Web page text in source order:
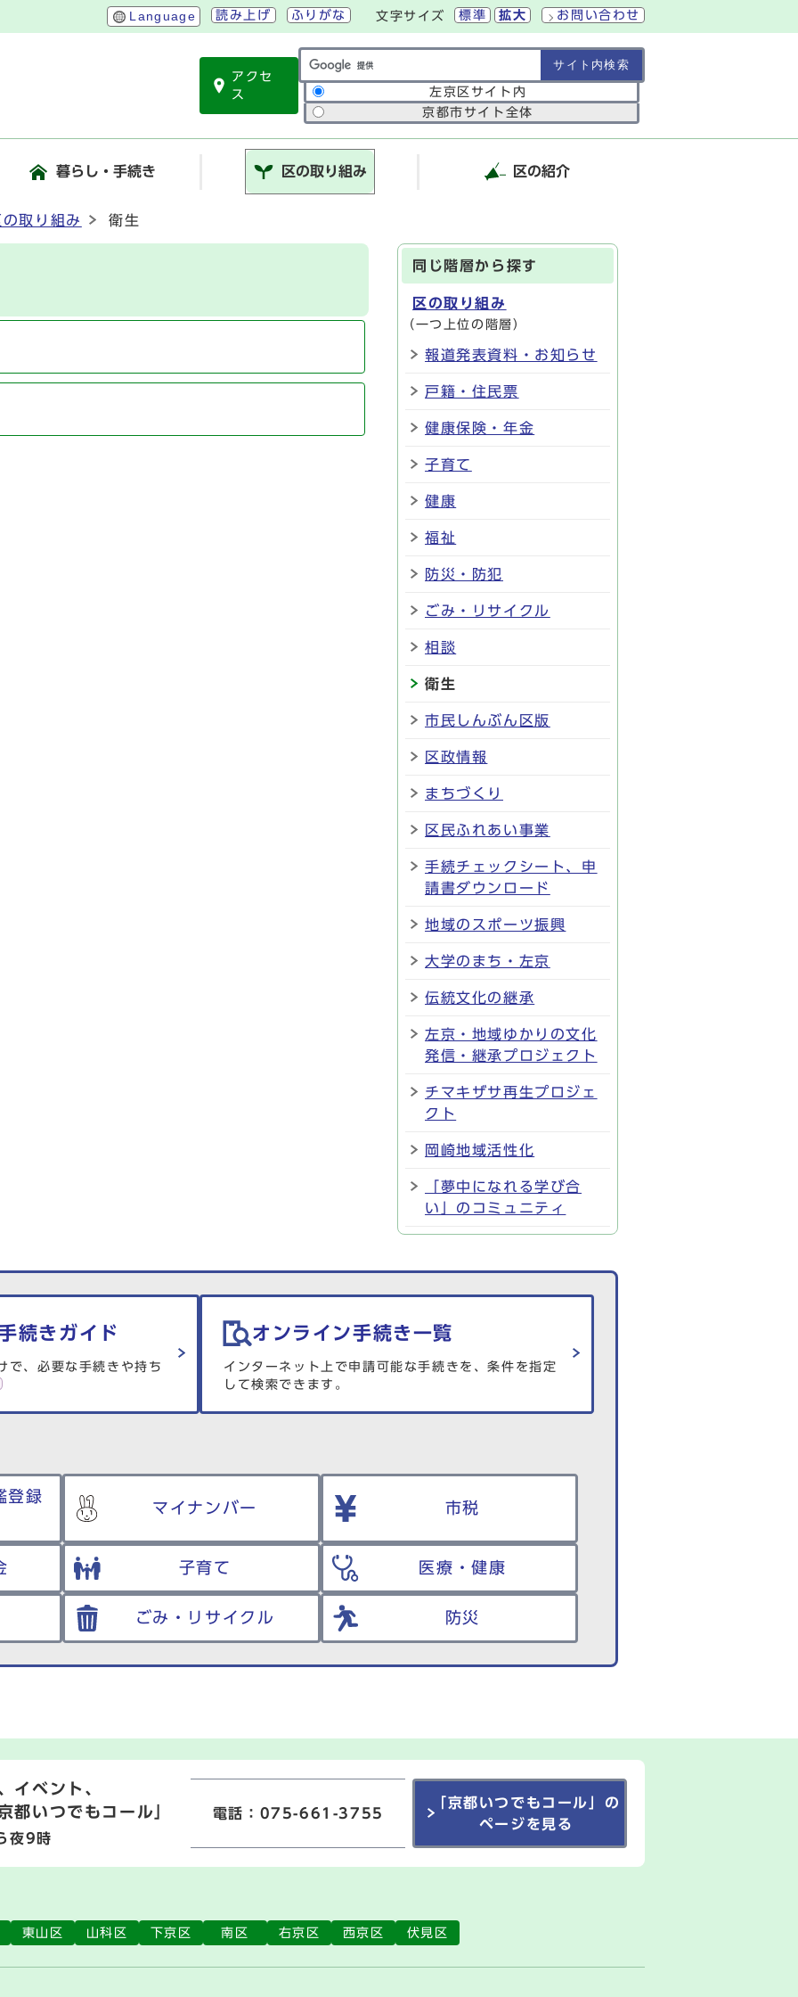
Language 読み上げ ふりがな 文字サイズ 標準 拡大 お問い合わせ
アクセ
ス
サイト内検索の範囲 左京区サイト内
京都市サイト全体
暮らし・手続き 区の取り組み 区の紹介
の取り組み 衛生
同じ階層から探す
区の取り組み
（一つ上位の階層）
報道発表資料・お知らせ
戸籍・住民票
健康保険・年金
子育て
健康
福祉
防災・防犯
ごみ・リサイクル
相談
衛生
市民しんぶん区版
区政情報
まちづくり
区民ふれあい事業
手続チェックシート、申
請書ダウンロード
地域のスポーツ振興
大学のまち・左京
伝統文化の継承
左京・地域ゆかりの文化
発信・継承プロジェクト
チマキザサ再生プロジェ
クト
岡崎地域活性化
「夢中になれる学び合
い」のコミュニティ
続きガイド
で、必要な手続きや持ち
オンライン手続き一覧
インターネット上で申請可能な手続きを、条件を指定
して検索できます。
登録
マイナンバー 市税
子育て 医療・健康
ごみ・リサイクル 防災
イベント、
都いつでもコール」
夜9時
電話：075-661-3755
「京都いつでもコール」の
ページを見る
東山区 山科区 下京区 南区 右京区 西京区 伏見区